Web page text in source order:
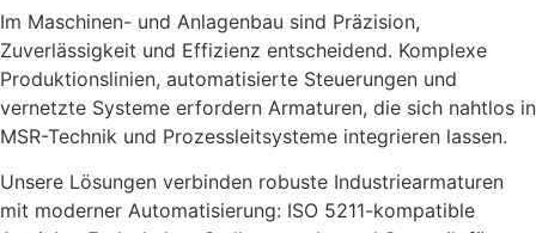
Im Maschinen- und Anlagenbau sind Präzision,
Zuverlässigkeit und Effizienz entscheidend. Komplexe
Produktionslinien, automatisierte Steuerungen und
vernetzte Systeme erfordern Armaturen, die sich nahtlos in
MSR-Technik und Prozessleitsysteme integrieren lassen.
Unsere Lösungen verbinden robuste Industriearmaturen
mit moderner Automatisierung: ISO 5211-kompatible